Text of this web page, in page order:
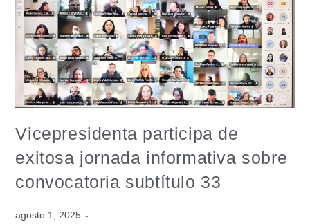
Vicepresidenta participa de
exitosa jornada informativa sobre
convocatoria subtítulo 33
agosto 1, 2025